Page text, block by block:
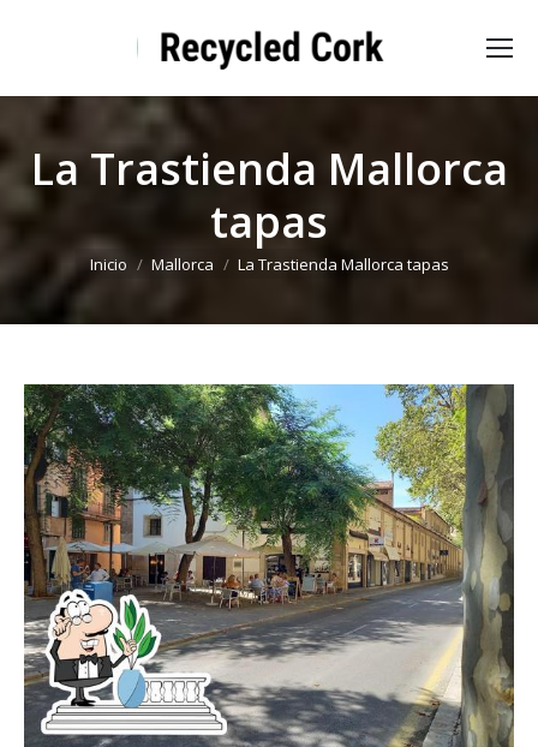
La Trastienda Mallorca
tapas
Estás aquí:
Inicio Mallorca La Trastienda Mallorca tapas